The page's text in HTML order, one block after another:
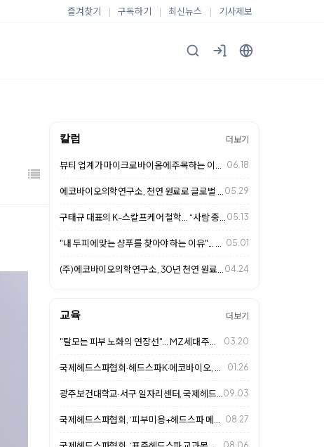
즐겨찾기 | 구독하기 | 최신뉴스 | 기사제보
칼럼 더보기
06.18
05.29
05.13
05.01
04.24
교육 더보기
03.20
01.26
09.03
08.27